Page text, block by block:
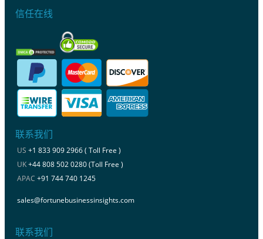
信任在线
联系我们
US +1 833 909 2966 ( Toll Free )
UK+44 808 502 0280 (Toll Free )
APAC +91 744 740 1245
sales@fortunebusinessinsights.com
联系我们